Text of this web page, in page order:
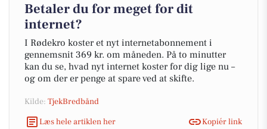
Betaler du for meget for dit
internet?
I Rødekro koster et nyt internetabonnement i
gennemsnit 369 kr. om måneden. På to minutter
kan du se, hvad nyt internet koster for dig lige nu –
og om der er penge at spare ved at skifte.
Kilde: TjekBredbånd
Læs hele artiklen her
Kopiér link